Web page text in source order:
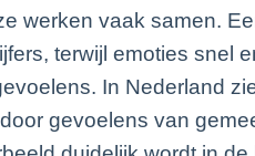
werken vaak samen.
terwijl emoties snel
In Nederland
gevoelens van